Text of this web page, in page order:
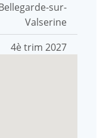
sur-
Valserine
4è trim 2027